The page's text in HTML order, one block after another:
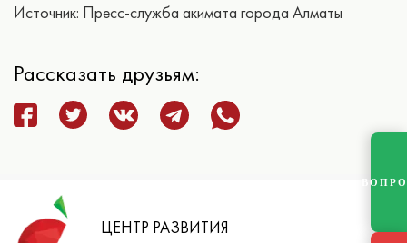
Источник: Пресс-служба акимата города Алматы
Рассказать друзьям:
ЦЕНТР РАЗВИТИЯ